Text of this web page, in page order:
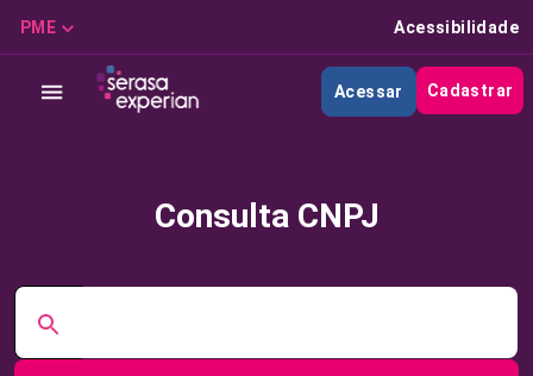
PME Acessibilidade
Acessar Cadastrar
Consulta CNPJ